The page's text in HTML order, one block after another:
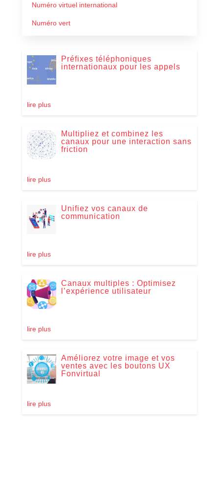
Numéro virtuel international
Numéro vert
Préfixes téléphoniques
internationaux pour les appels
lire plus
Multipliez et combinez les
canaux pour une interaction sans
friction
lire plus
Unifiez vos canaux de
communication
lire plus
Canaux multiples : Optimisez
l’expérience utilisateur
lire plus
Améliorez votre image et vos
ventes avec les boutons UX
Fonvirtual
lire plus